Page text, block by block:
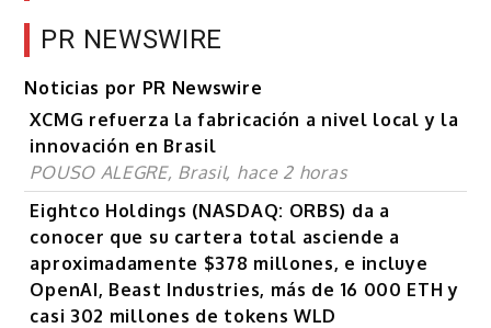
PR NEWSWIRE
Noticias por PR Newswire
XCMG refuerza la fabricación a nivel local y la
innovación en Brasil
POUSO ALEGRE, Brasil, hace 2 horas
Eightco Holdings (NASDAQ: ORBS) da a
conocer que su cartera total asciende a
aproximadamente $378 millones, e incluye
OpenAI, Beast Industries, más de 16 000 ETH y
casi 302 millones de tokens WLD